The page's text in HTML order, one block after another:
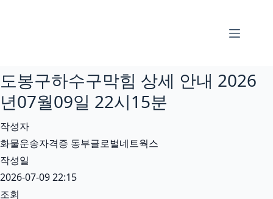
건
너
뛰
기
도봉구하수구막힘 상세 안내 2026
년07월09일 22시15분
작성자
화물운송자격증 동부글로벌네트웍스
작성일
2026-07-09 22:15
조회